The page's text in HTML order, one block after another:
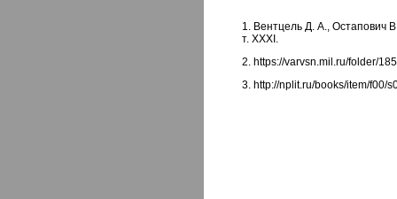
1. Вентцель Д. А., Остапович
т. XXXI.
2. https://varvsn.mil.ru/folder/
3. http://nplit.ru/books/item/f00/